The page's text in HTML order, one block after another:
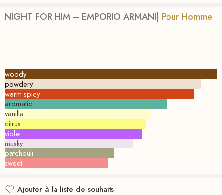
NIGHT FOR HIM – EMPORIO ARMANI| Pour Homme
woody
powdery
warm spicy
aromatic
vanilla
citrus
violet
musky
patchouli
sweet
Ajouter à la liste de souhaits